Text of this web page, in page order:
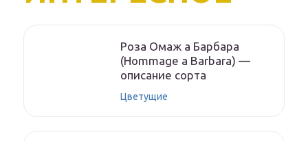
Роза Омаж а Барбара
(Hommage a Barbara) —
описание сорта
Цветущие